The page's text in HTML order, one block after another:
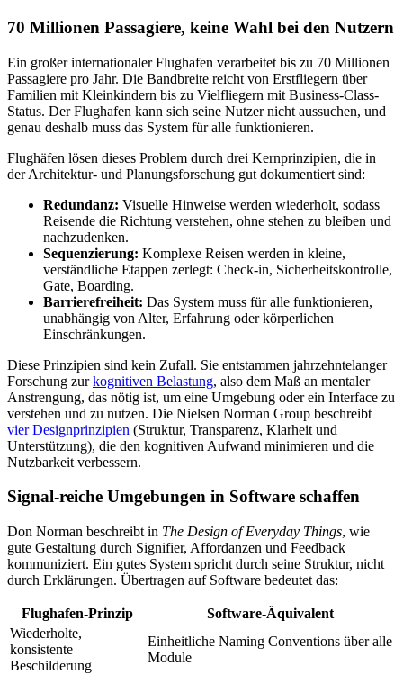
70 Millionen Passagiere, keine Wahl bei den Nutzern
Ein großer internationaler Flughafen verarbeitet bis zu 70 Millionen
Passagiere pro Jahr. Die Bandbreite reicht von Erstfliegern über
Familien mit Kleinkindern bis zu Vielfliegern mit Business-Class-
Status. Der Flughafen kann sich seine Nutzer nicht aussuchen, und
genau deshalb muss das System für alle funktionieren.
Flughäfen lösen dieses Problem durch drei Kernprinzipien, die in
der Architektur- und Planungsforschung gut dokumentiert sind:
Redundanz: Visuelle Hinweise werden wiederholt, sodass
Reisende die Richtung verstehen, ohne stehen zu bleiben und
nachzudenken.
Sequenzierung: Komplexe Reisen werden in kleine,
verständliche Etappen zerlegt: Check-in, Sicherheitskontrolle,
Gate, Boarding.
Barrierefreiheit: Das System muss für alle funktionieren,
unabhängig von Alter, Erfahrung oder körperlichen
Einschränkungen.
Diese Prinzipien sind kein Zufall. Sie entstammen jahrzehntelanger
Forschung zurkognitiven Belastung, also dem Maß an mentaler
Anstrengung, das nötig ist, um eine Umgebung oder ein Interface zu
verstehen und zu nutzen. Die Nielsen Norman Group beschreibt
vier Designprinzipien (Struktur, Transparenz, Klarheit und
Unterstützung), die den kognitiven Aufwand minimieren und die
Nutzbarkeit verbessern.
Signal-reiche Umgebungen in Software schaffen
Don Norman beschreibt in The Design of Everyday Things, wie
gute Gestaltung durch Signifier, Affordanzen und Feedback
kommuniziert. Ein gutes System spricht durch seine Struktur, nicht
durch Erklärungen. Übertragen auf Software bedeutet das:
Flughafen-Prinzip
Software-Äquivalent
Wiederholte,
konsistente
Beschilderung
Einheitliche Naming Conventions über alle
Module